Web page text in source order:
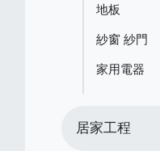
地板
紗窗 紗門
家用電器
居家工程